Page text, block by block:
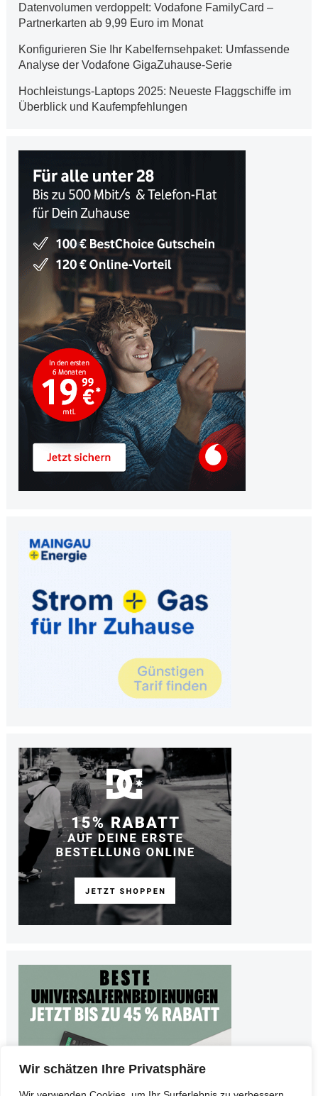
Wir schätzen Ihre Privatsphäre
Datenvolumen verdoppelt: Vodafone FamilyCard –
Partnerkarten ab 9,99 Euro im Monat
Konfigurieren Sie Ihr Kabelfernsehpaket: Umfassende
Analyse der Vodafone GigaZuhause-Serie
Hochleistungs-Laptops 2025: Neueste Flaggschiffe im
Überblick und Kaufempfehlungen